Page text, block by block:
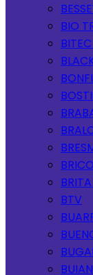
BIO
BTV